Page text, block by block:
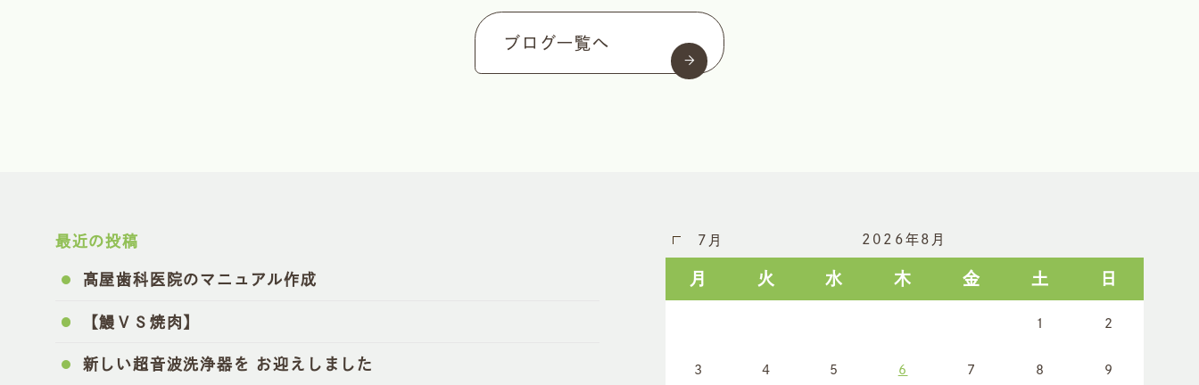
ブログ一覧へ
最近の投稿
髙屋歯科医院のマニュアル作成
【鰻ＶＳ焼肉】
新しい超音波洗浄器を お迎えしました
2026年8月
月 火 水 木 金 土 日
7月
1 2
3 4 5 6 7 8 9